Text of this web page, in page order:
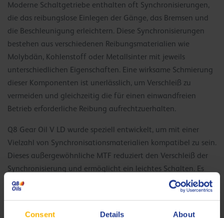
Consent Details About
Moderne Schaltgetriebe enthalten oft Synchronisierungen,
die das reibungslose Einlegen der Gänge, das Bremsen und
die Beschleunigung erleichtern. Diese Synchronisierungen
bestehen aus verschiedenen Reibungsmaterialien wie
Molybdän, Kohlenstoff oder Metallsinter mit jeweils
unterschiedlichen Eigenschaften. Eine wirksame Schmierung
dieser Komponenten ist unerlässlich, um Verschleiß zu
vermeiden und gleichzeitig die für einen einwandfreien
Betrieb erforderliche Reibung aufrechtzuerhalten.
Q8 Gear Oil V LD wurde speziell entwickelt, um mit einer
Vielzahl von Synchronisationsmaterialien kompatibel zu sein.
Dieses außergewöhnliche MTF reduziert den Verschleiß der
Synchronisierung und ermöglicht ein leichtes Schalten. Es
erhöht den Fahrkomfort und verlängert die Lebensdauer
Ihres Getriebes. Darüber hinaus bietet Q8 Gear Oil V LD den